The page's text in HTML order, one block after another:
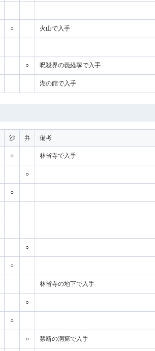
○ 火山で入手
○ 呪殺界の義経塚で入手
湖の館で入手
沙 弁 備考
○ 林省寺で入手
○
○
○
○
林省寺の地下で入手
○
○
○ 禁断の洞窟で入手